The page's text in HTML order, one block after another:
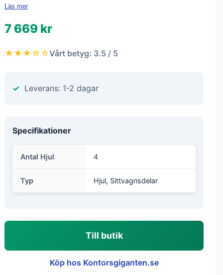
Läs mer
7 669 kr
★★★☆☆Vårt betyg: 3.5 / 5
Leverans: 1-2 dagar
Specifikationer
Antal Hjul 4
Typ Hjul, Sittvagnsdelar
Till butik
Köp hos Kontorsgiganten.se